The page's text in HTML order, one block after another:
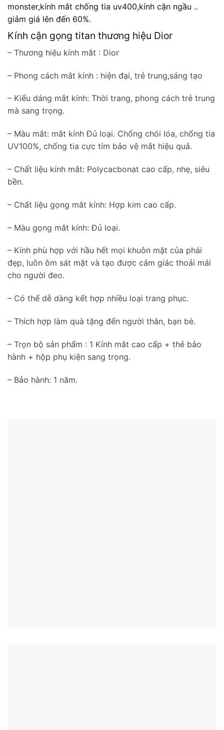
monster,kính mắt chống tia uv400,kính cận ngầu ..
giảm giá lên đến 60%.
Kính cận gọng titan thương hiệu Dior
– Thương hiệu kính mắt : Dior
– Phong cách mắt kính : hiện đại, trẻ trung,sáng tạo
– Kiểu dáng mắt kính: Thời trang, phong cách trẻ trung
mà sang trọng.
– Màu mắt: mắt kính Đủ loại. Chống chói lóa, chống tia
UV100%, chống tia cực tím bảo vệ mắt hiệu quả.
– Chất liệu kính mắt: Polycacbonat cao cấp, nhẹ, siêu
bền.
– Chất liệu gọng mắt kính: Hợp kim cao cấp.
– Màu gọng mắt kính: Đủ loại.
– Kính phù hợp với hầu hết mọi khuôn mặt của phái
đẹp, luôn ôm sát mặt và tạo được cảm giác thoải mái
cho người đeo.
– Có thể dễ dàng kết hợp nhiều loại trang phục.
– Thích hợp làm quà tặng đến người thân, bạn bè.
– Trọn bộ sản phẩm : 1 Kính mắt cao cấp + thẻ bảo
hành + hộp phụ kiện sang trọng.
– Bảo hành: 1 năm.